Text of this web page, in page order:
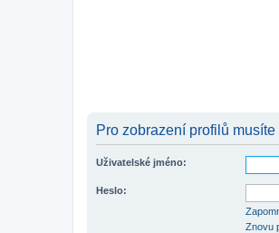
Pro zobrazení profilů
Uživatelské jméno:
Heslo:
Znovu